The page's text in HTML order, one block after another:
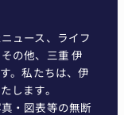
ュース、ライフ
の他、三重 伊
。私たちは、伊
します。
・図表等の無断